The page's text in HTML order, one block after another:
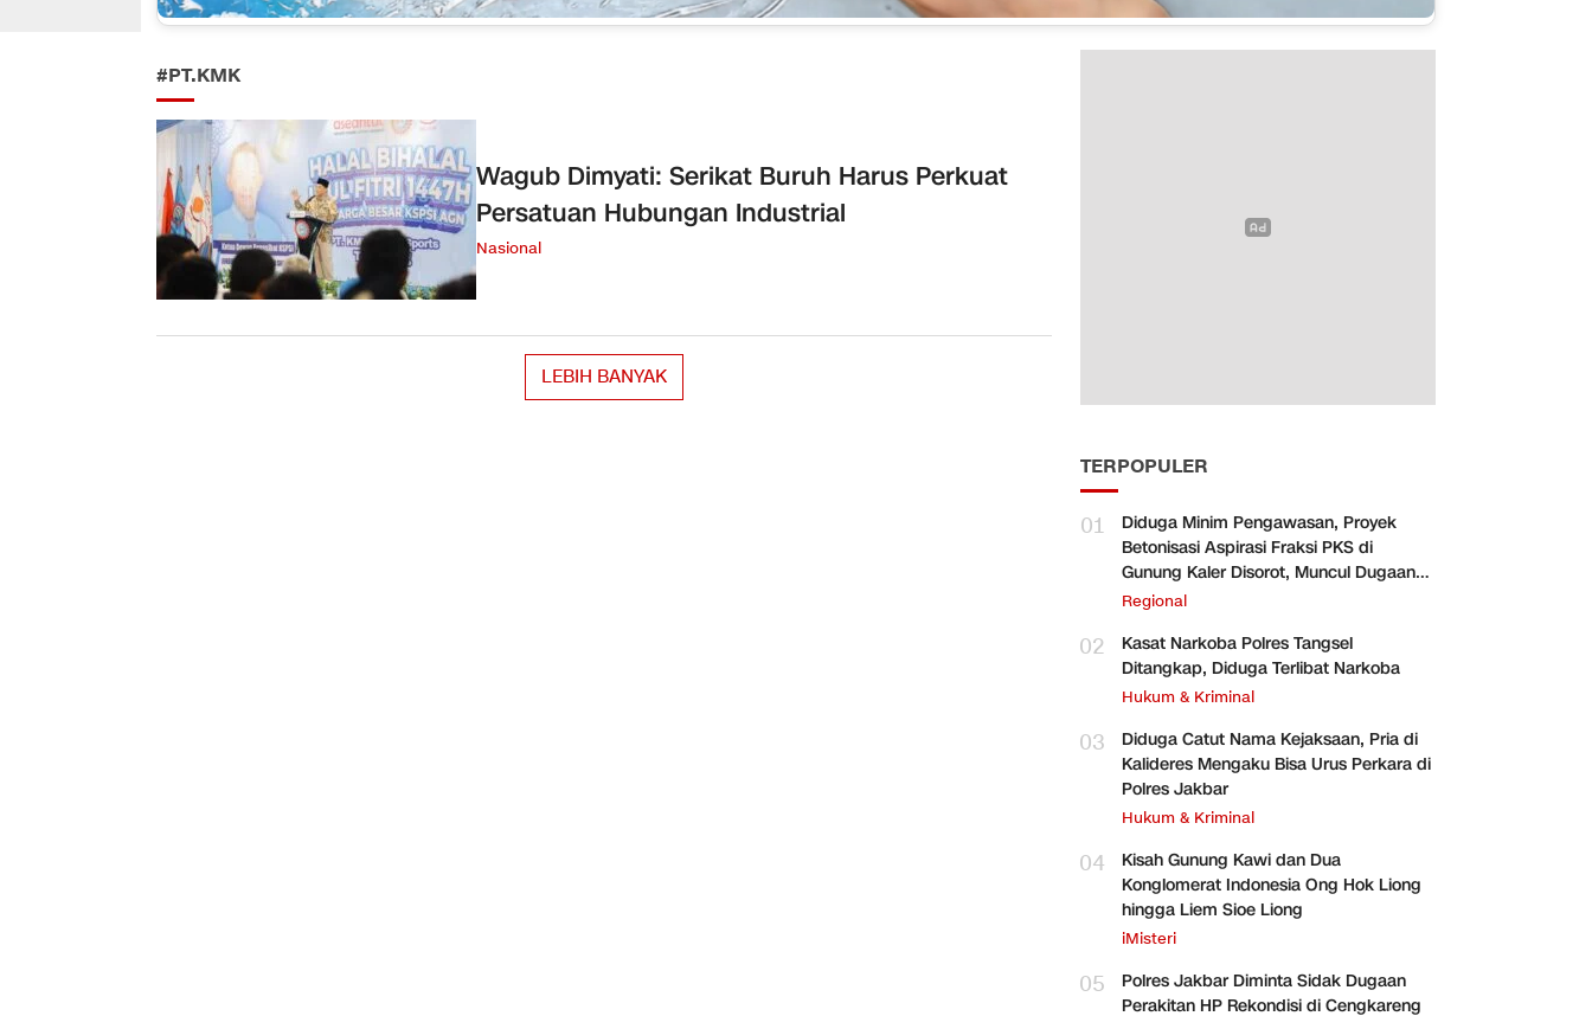
#PT.KMK
Wagub Dimyati: Serikat Buruh Harus Perkuat
Persatuan Hubungan Industrial
Nasional
LEBIH BANYAK
TERPOPULER
01
Diduga Minim Pengawasan, Proyek
Betonisasi Aspirasi Fraksi PKS di
Gunung Kaler Disorot, Muncul Dugaan
Pengurangan Volume
Regional
02
Kasat Narkoba Polres Tangsel
Ditangkap, Diduga Terlibat Narkoba
Hukum & Kriminal
03
Diduga Catut Nama Kejaksaan, Pria di
Kalideres Mengaku Bisa Urus Perkara di
Polres Jakbar
Hukum & Kriminal
04
Kisah Gunung Kawi dan Dua
Konglomerat Indonesia Ong Hok Liong
hingga Liem Sioe Liong
iMisteri
05
Polres Jakbar Diminta Sidak Dugaan
Perakitan HP Rekondisi di Cengkareng